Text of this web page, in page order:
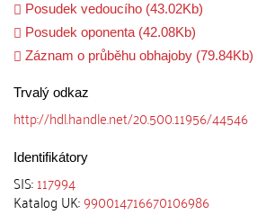
Posudek vedoucího (43.02Kb)
Posudek oponenta (42.08Kb)
Záznam o průběhu obhajoby (79.84Kb)
Trvalý odkaz
http://hdl.handle.net/20.500.11956/44546
Identifikátory
SIS:117994
Katalog UK:990014716670106986